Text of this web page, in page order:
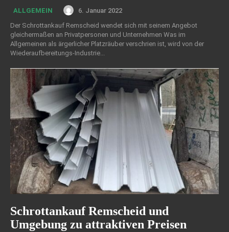
ALLGEMEIN
6. Januar 2022
Der Schrottankauf Remscheid wendet sich mit seinem Angebot
gleichermaßen an Privatpersonen und Unternehmen Was im
Allgemeinen als ärgerlicher Platzräuber verschrien ist, wird von der
Wiederaufbereitungs-Industrie...
Schrottankauf Remscheid und
Umgebung zu attraktiven Preisen